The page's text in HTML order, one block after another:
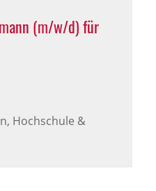
(m/w/d) für
Hochschule &